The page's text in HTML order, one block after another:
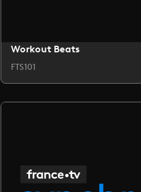
Workout Beats
FTS101